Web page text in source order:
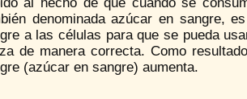
denominada azúcar en sangre,
a las células para que se pueda
de manera correcta. Como
(azúcar en sangre) aumenta.